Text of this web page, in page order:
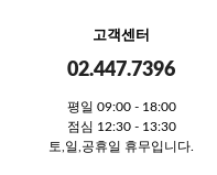
고객센터
02.447.7396
평일 09:00 - 18:00
점심 12:30 - 13:30
토,일,공휴일 휴무입니다.